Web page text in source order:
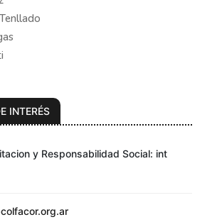
INTERÉS
y Responsabilidad Social: int